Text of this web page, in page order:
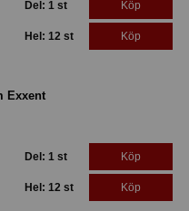
Del: 1 st Köp
Hel: 12 st Köp
Exxent
Del: 1 st Köp
Hel: 12 st Köp